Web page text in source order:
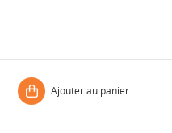
Ajouter au panier